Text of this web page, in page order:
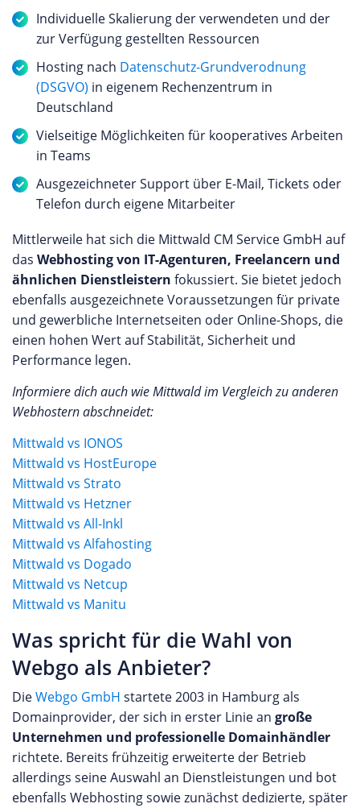
Individuelle Skalierung der verwendeten und der
zur Verfügung gestellten Ressourcen
Hosting nach Datenschutz-Grundverodnung
(DSGVO) in eigenem Rechenzentrum in
Deutschland
Vielseitige Möglichkeiten für kooperatives Arbeiten
in Teams
Ausgezeichneter Support über E-Mail, Tickets oder
Telefon durch eigene Mitarbeiter
Mittlerweile hat sich die Mittwald CM Service GmbH auf
das Webhosting von IT-Agenturen, Freelancern und
ähnlichen Dienstleistern fokussiert. Sie bietet jedoch
ebenfalls ausgezeichnete Voraussetzungen für private
und gewerbliche Internetseiten oder Online-Shops, die
einen hohen Wert auf Stabilität, Sicherheit und
Performance legen.
Informiere dich auch wie Mittwald im Vergleich zu anderen
Webhostern abschneidet:
Mittwald vs IONOS
Mittwald vs HostEurope
Mittwald vs Strato
Mittwald vs Hetzner
Mittwald vs All-Inkl
Mittwald vs Alfahosting
Mittwald vs Dogado
Mittwald vs Netcup
Mittwald vs Manitu
Was spricht für die Wahl von
Webgo als Anbieter?
DieWebgo GmbH startete 2003 in Hamburg als
Domainprovider, der sich in erster Linie an große
Unternehmen und professionelle Domainhändler
richtete. Bereits frühzeitig erweiterte der Betrieb
allerdings seine Auswahl an Dienstleistungen und bot
ebenfalls Webhosting sowie zunächst dedizierte, später